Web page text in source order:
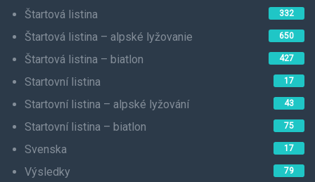
Štartová listina 332
Štartová listina – alpské lyžovanie 650
Štartová listina – biatlon 427
Startovní listina 17
Startovní listina – alpské lyžování 43
Startovní listina – biatlon 75
Svenska 17
Výsledky 79